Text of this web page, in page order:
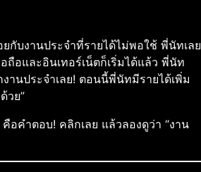
กับงานประจำที่รายได้ไม่พอใช้ พี่นัทเลย
อและอินเทอร์เน็ตก็เริ่มได้แล้ว พี่นัท
งานประจำเลย! ตอนนี้พี่นัทมีรายได้เพิ่ม
วย”
อคำตอบ! คลิกเลย แล้วลองดูว่า “งาน